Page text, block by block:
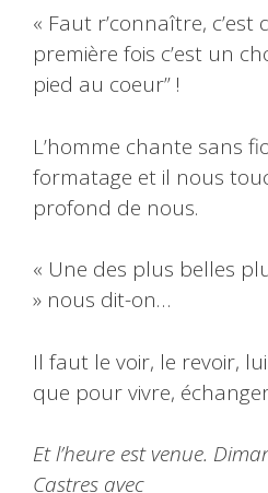
« Faut r’connaître, c’est
première fois c’est un
pied au coeur” !
L’homme chante sans
formatage et il nous
profond de nous.
« Une des plus belles
» nous dit-on…
Il faut le voir, le revoir,
que pour vivre,
Et l’heure est venue.
Castres avec